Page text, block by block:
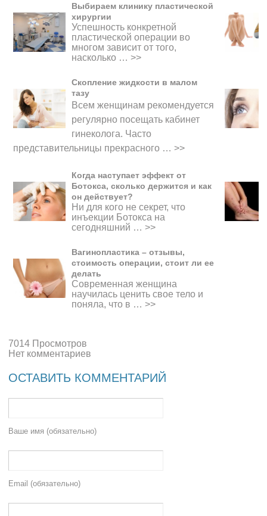
Выбираем клинику пластической
хирургии
Успешность конкретной
пластической операции во
многом зависит от того,
насколько … >>
Скопление жидкости в малом
тазу
Всем женщинам рекомендуется
регулярно посещать кабинет
гинеколога. Часто
представительницы прекрасного … >>
Когда наступает эффект от
Ботокса, сколько держится и как
он действует?
Ни для кого не секрет, что
инъекции Ботокса на
сегодняшний … >>
Вагинопластика – отзывы,
стоимость операции, стоит ли ее
делать
Современная женщина
научилась ценить свое тело и
поняла, что в … >>
7014 Просмотров
Нет комментариев
ОСТАВИТЬ КОММЕНТАРИЙ
Ваше имя (обязательно)
Email (обязательно)